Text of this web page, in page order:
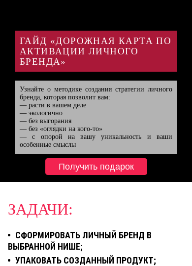
ГАЙД «ДОРОЖНАЯ КАРТА ПО
АКТИВАЦИИ ЛИЧНОГО
БРЕНДА»
Узнайте о методике создания стратегии личного
бренда, которая позволит вам:
— расти в вашем деле
— экологично
— без выгорания
— без «оглядки на кого-то»
— с опорой на вашу уникальность и ваши
особенные смыслы
Получить подарок
ЗАДАЧИ:
СФОРМИРОВАТЬ ЛИЧНЫЙ БРЕНД В
ВЫБРАННОЙ НИШЕ;
УПАКОВАТЬ СОЗДАННЫЙ ПРОДУКТ;